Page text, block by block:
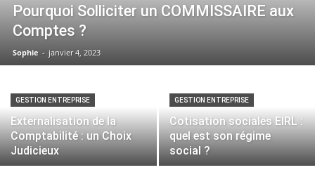
Pourquoi Solliciter un COMMISSAIRE aux
Comptes ?
Sophie - janvier 4, 2023
GESTION ENTREPRISE
Externalisation de la
Comptabilité : un Choix
Judicieux
GESTION ENTREPRISE
Cotisation sociales EIRL :
quel est son régime
social ?